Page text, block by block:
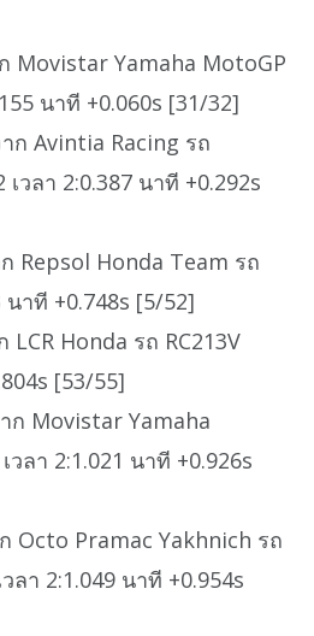
Movistar Yamaha MotoGP
นาที +0.060s [31/32]
ก Avintia Racing รถ
วลา 2:0.387 นาที +0.292s
Repsol Honda Team รถ
นาที +0.748s [5/52]
Honda รถ RC213V
[53/55]
ก Movistar Yamaha
วลา 2:1.021 นาที +0.926s
Octo Pramac Yakhnich รถ
ลา 2:1.049 นาที +0.954s